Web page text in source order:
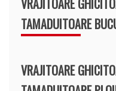
VRAJITOARE
TAMADUITOARE
VRAJITOARE